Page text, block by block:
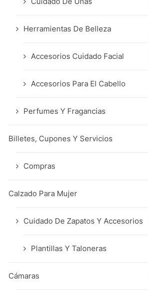
Herramientas De Belleza
Accesorios Cuidado Facial
Accesorios Para El Cabello
Perfumes Y Fragancias
Billetes, Cupones Y Servicios
Compras
Calzado Para Mujer
Cuidado De Zapatos Y Accesorios
Plantillas Y Taloneras
Cámaras